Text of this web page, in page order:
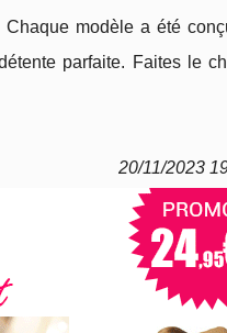
modèle a été
parfaite. Faites le
20/11/2023